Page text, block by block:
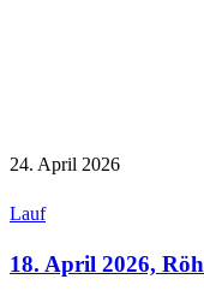
24. April 2026
Lauf
18. April 2026,